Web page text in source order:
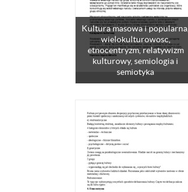
Kultura masowa i popularna,
wielokulturowosc,
etnocentryzm, relatywizm
kulturowy, semiologia i
semiotyka